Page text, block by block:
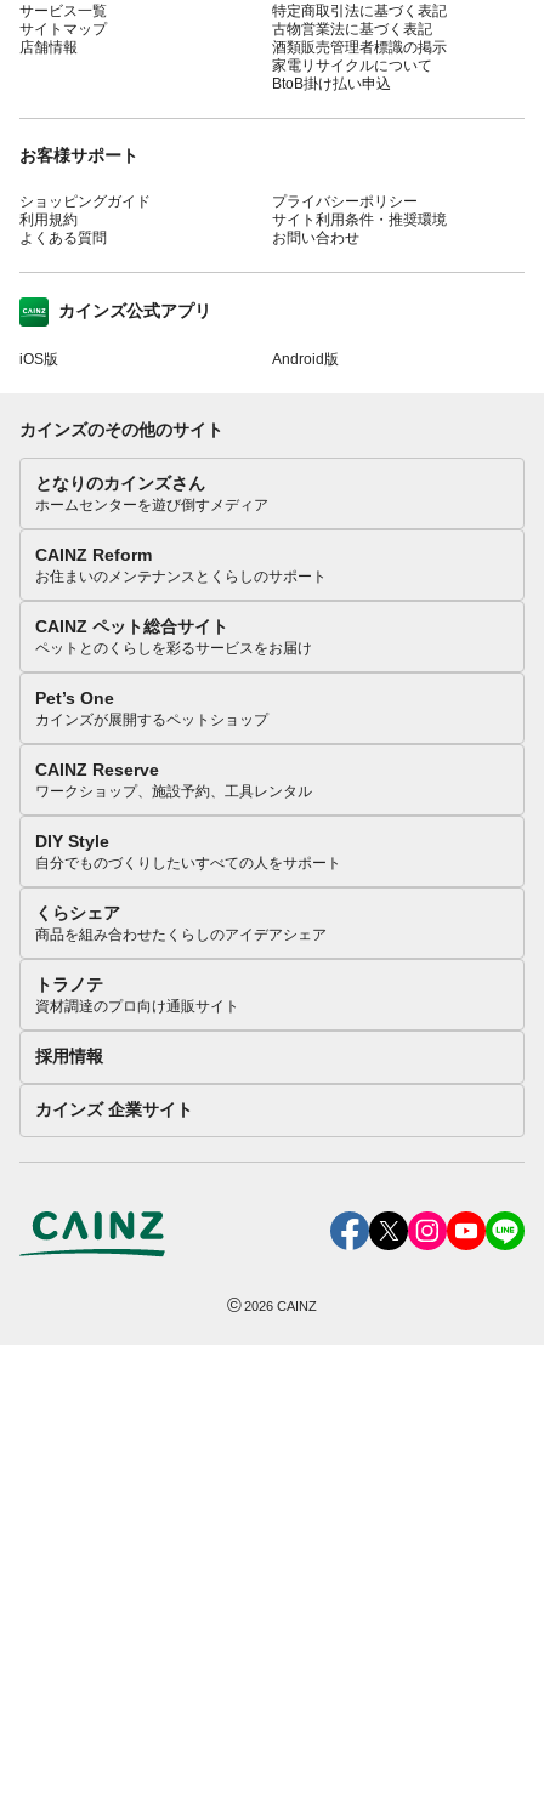
サービス一覧
サイトマップ
店舗情報
特定商取引法に基づく表記
古物営業法に基づく表記
酒類販売管理者標識の掲示
家電リサイクルについて
BtoB掛け払い申込
お客様サポート
ショッピングガイド
利用規約
よくある質問
プライバシーポリシー
サイト利用条件・推奨環境
お問い合わせ
カインズ公式アプリ
iOS版 Android版
カインズのその他のサイト
となりのカインズさん
ホームセンターを遊び倒すメディア
CAINZ Reform
お住まいのメンテナンスとくらしのサポート
CAINZ ペット総合サイト
ペットとのくらしを彩るサービスをお届け
Pet’s One
カインズが展開するペットショップ
CAINZ Reserve
ワークショップ、施設予約、工具レンタル
DIY Style
自分でものづくりしたいすべての人をサポート
くらシェア
商品を組み合わせたくらしのアイデアシェア
トラノテ
資材調達のプロ向け通販サイト
採用情報
カインズ 企業サイト
©2026 CAINZ